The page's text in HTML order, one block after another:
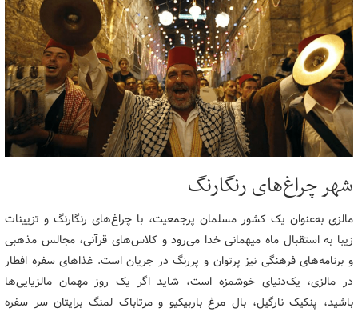
شهر چراغ‌های رنگارنگ
مالزی به‌عنوان یک کشور مسلمان پرجمعیت، با چراغ‌های رنگارنگ و تزیینات
زیبا به استقبال ماه میهمانی خدا می‌رود و کلاس‌های قرآنی، مجالس مذهبی
و برنامه‌های فرهنگی نیز پرتوان و پررنگ در جریان است. غذاهای سفره افطار
در مالزی، یک‌دنیای خوشمزه است، شاید اگر یک روز مهمان مالزیایی‌ها
باشید، پنکیک نارگیل، بال مرغ باربیکیو و مرتاباک لمنگ برایتان سر سفره